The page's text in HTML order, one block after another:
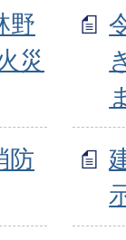
野
災
防